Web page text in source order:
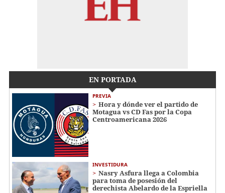
EN PORTADA
PREVIA
Hora y dónde ver el partido de
Motagua vs CD Fas por la Copa
Centroamericana 2026
INVESTIDURA
Nasry Asfura llega a Colombia
para toma de posesión del
derechista Abelardo de la Espriella